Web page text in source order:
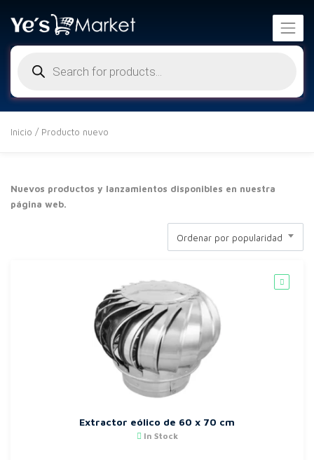
productos
Inicio / Producto nuevo
Nuevos productos y lanzamientos disponibles en nuestra
página web.
Ordenar por popularidad
Extractor eólico de 60 x 70 cm
In Stock